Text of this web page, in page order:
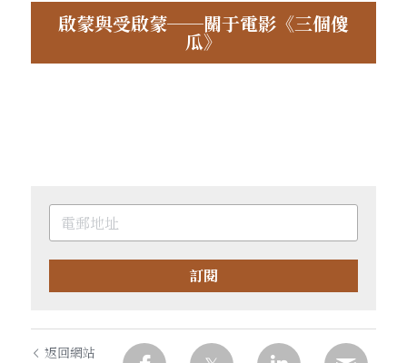
啟蒙與受啟蒙──關于電影《三個傻
瓜》
訂閱
返回網站